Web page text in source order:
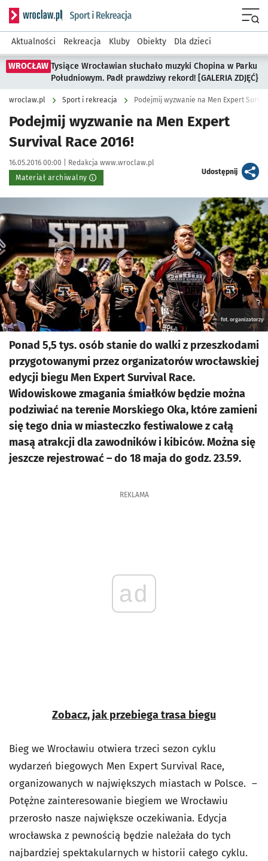
Serwis informacyjny wroclaw.pl podserwis: Sport i rekreacja
Aktualności Rekreacja Kluby Obiekty Dla dzieci
WROCŁAW Tysiące Wrocławian słuchało muzyki Chopina w Parku
Południowym. Padł prawdziwy rekord! [GALERIA ZDJĘĆ}
wroclaw.pl Sport i rekreacja Podejmij wyzwanie na Men Expert
Podejmij wyzwanie na Men Expert
Survival Race 2016!
Data publikacji:
16.05.2016 00:00 | Autor:
Redakcja www.wroclaw.pl
Materiał archiwalny
Udostępnijartykuł
fot. organizatorzy
Ponad 5,5 tys. osób stanie do walki z przeszkodami
przygotowanymi przez organizatorów wrocławskiej
edycji biegu Men Expert Survival Race.
Widowiskowe zmagania śmiałków będzie można
podziwiać na terenie Morskiego Oka, które zamieni
się tego dnia w miasteczko festiwalowe z całą
masą atrakcji dla zawodników i kibiców. Można się
jeszcze rejestrować – do 18 maja do godz. 23.59.
REKLAMA
ad
Zobacz, jak przebiega trasa biegu
Bieg we Wrocławiu otwiera trzeci sezon cyklu
wydarzeń biegowych Men Expert Survival Race,
organizowanych w największych miastach w Polsce. –
Potężne zainteresowanie biegiem we Wrocławiu
przerosło nasze największe oczekiwania. Edycja
wrocławska z pewnością będzie należała do tych
najbardziej spektakularnych w historii całego cyklu.